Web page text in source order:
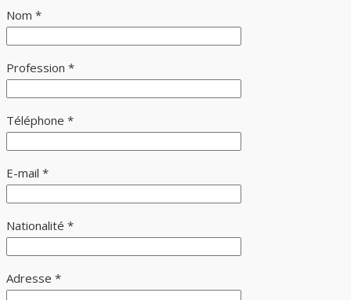
Nom *
Profession *
Téléphone *
E-mail *
Nationalité *
Adresse *